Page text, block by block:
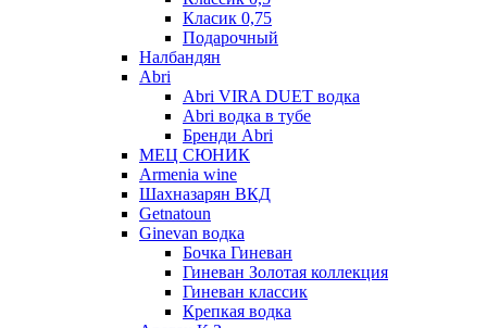
Класик 0,75
Подарочный
Налбандян
Abri
Abri VIRA DUET водка
Abri водка в тубе
Бренди Abri
МЕЦ СЮНИК
Armenia wine
Шахназарян ВКД
Getnatoun
Ginevan водка
Бочка Гиневан
Гиневан Золотая коллекция
Гиневан классик
Крепкая водка